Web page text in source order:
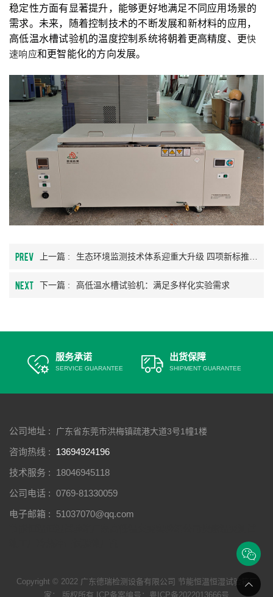
稳定性方面有显著提升，能够更好地满足不同应用场景的
需求。未来，随着控制技术的不断发展和新材料的应用，
高低温水槽试验机的温度控制系统将朝着更高精度、更快
速响应和更智能化的方向发展。
PREV 上一篇 :
NEXT 下一篇 : 高低温水槽试验机：满足多样化实验需求
服务承诺
SERVICE GUARANTEE
出货保障
SHIPMENT GUARANTEE
公司地址 : 广东省东莞市洪梅镇疏港大道3号1幢1楼
咨询热线 :
13694924196
技术服务 :
18046945118
公司电话 : 0769-81330059
电子邮箱 :
51037070@qq.com
Copyright © 2022 广东德瑞检测设备有限公司 节能恒温恒湿试验箱厂
家： 版权所有 ICP备案编号： 粤ICP备2022013666号